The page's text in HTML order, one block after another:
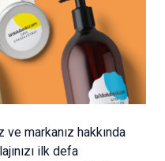
markanız hakkında
ilk defa